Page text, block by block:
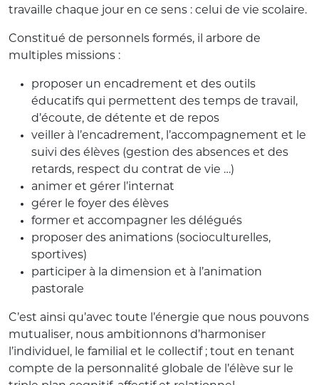
travaille chaque jour en ce sens : celui de vie scolaire.
Constitué de personnels formés, il arbore de
multiples missions :
proposer un encadrement et des outils
éducatifs qui permettent des temps de travail,
d’écoute, de détente et de repos
veiller à l’encadrement, l’accompagnement et le
suivi des élèves (gestion des absences et des
retards, respect du contrat de vie …)
animer et gérer l’internat
gérer le foyer des élèves
former et accompagner les délégués
proposer des animations (socioculturelles,
sportives)
participer à la dimension et à l’animation
pastorale
C’est ainsi qu’avec toute l’énergie que nous pouvons
mutualiser, nous ambitionnons d’harmoniser
l’individuel, le familial et le collectif ; tout en tenant
compte de la personnalité globale de l’élève sur le